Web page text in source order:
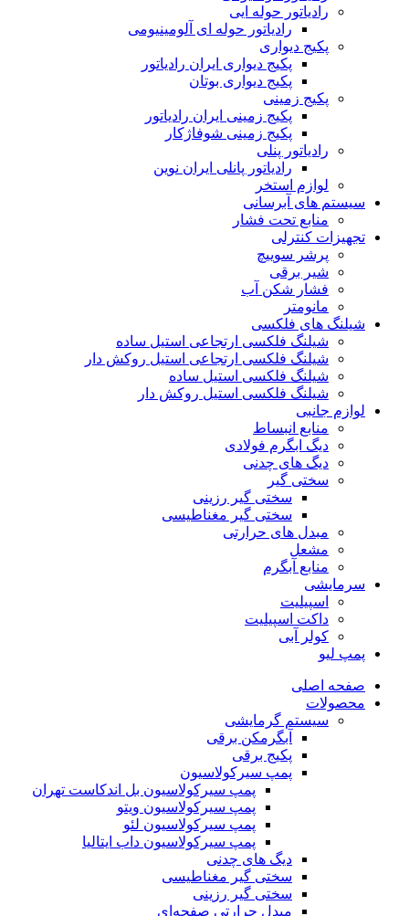
رادیاتور حوله ایی
رادیاتور حوله ای آلومینیومی
پکیج دیواری
پکیج دیواری ایران رادیاتور
پکیج دیواری بوتان
پکیج زمینی
پکیج زمینی ایران رادیاتور
پکیج زمینی شوفاژکار
رادیاتور پنلی
رادیاتور پانلی ایران نوین
لوازم استخر
سیستم های آبرسانی
منابع تحت فشار
تجهیزات کنترلی
پرشر سوییچ
شیر برقی
فشار شکن آب
مانومتر
شیلنگ های فلکسی
شیلنگ فلکسی ارتجاعی استیل ساده
شیلنگ فلکسی ارتجاعی استیل روکش دار
شیلنگ فلکسی استیل ساده
شیلنگ فلکسی استیل روکش دار
لوازم جانبی
منابع انبساط
دیگ ابگرم فولادی
دیگ های چدنی
سختی گیر
سختی گیر رزینی
سختی گیر مغناطیسی
مبدل های حرارتی
مشعل
منابع آبگرم
سرمایشی
اسپیلیت
داکت اسپیلیت
کولر آبی
پمپ لیو
صفحه اصلی
محصولات
سیستم گرمایشی
آبگرمکن برقی
پکیج برقی
پمپ سیرکولاسیون
پمپ سیرکولاسیون بل اندکاست تهران
پمپ سیرکولاسیون ویتو
پمپ سیرکولاسیون لئو
پمپ سیرکولاسیون داب ایتالیا
دیگ های چدنی
سختی گیر مغناطیسی
سختی گیر رزینی
مبدل حرارتی صفحه‌ای